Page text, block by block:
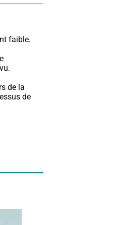
faible.
de la
de